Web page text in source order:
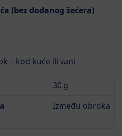
(bez dodanog šećera)
– kod kuće ili vani
30 g
Između obroka